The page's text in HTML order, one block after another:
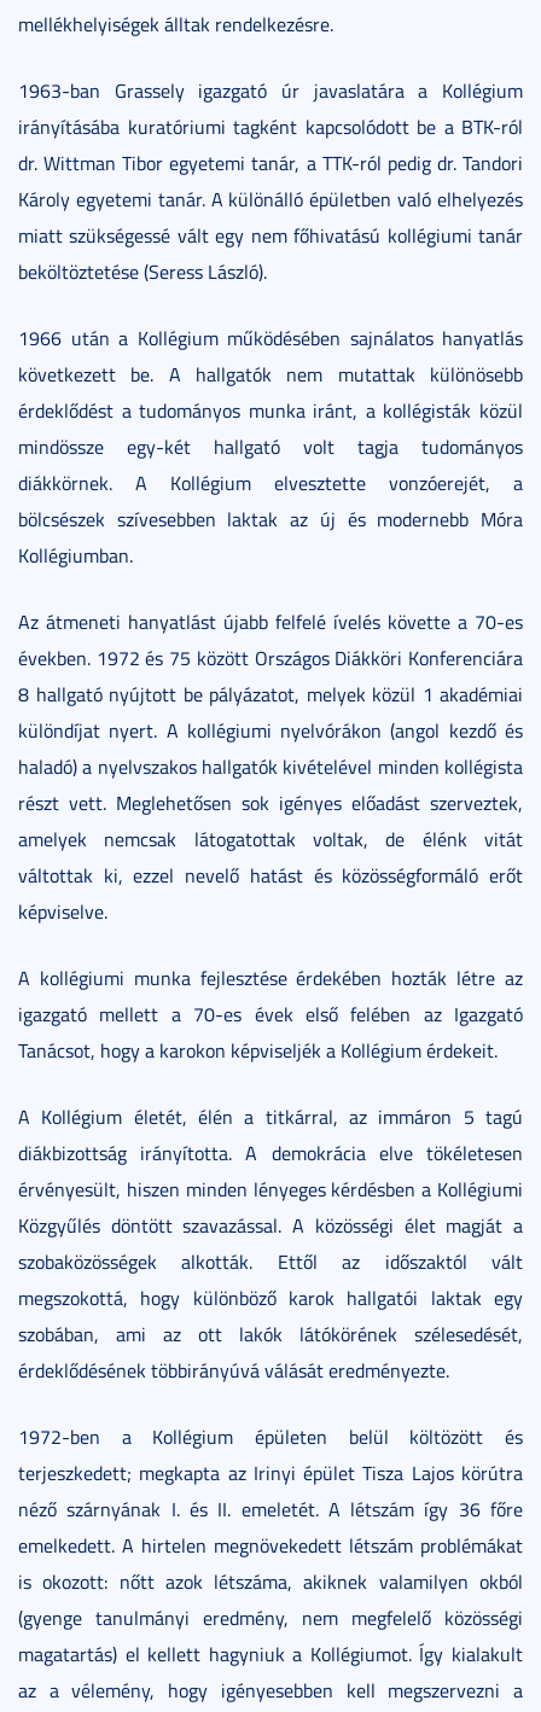
mellékhelyiségek álltak rendelkezésre.
1963-ban Grassely igazgató úr javaslatára a Kollégium
irányításába kuratóriumi tagként kapcsolódott be a BTK-ról
dr. Wittman Tibor egyetemi tanár, a TTK-ról pedig dr. Tandori
Károly egyetemi tanár. A különálló épületben való elhelyezés
miatt szükségessé vált egy nem főhivatású kollégiumi tanár
beköltöztetése (Seress László).
1966 után a Kollégium működésében sajnálatos hanyatlás
következett be. A hallgatók nem mutattak különösebb
érdeklődést a tudományos munka iránt, a kollégisták közül
mindössze egy-két hallgató volt tagja tudományos
diákkörnek. A Kollégium elvesztette vonzóerejét, a
bölcsészek szívesebben laktak az új és modernebb Móra
Kollégiumban.
Az átmeneti hanyatlást újabb felfelé ívelés követte a 70-es
években. 1972 és 75 között Országos Diákköri Konferenciára
8 hallgató nyújtott be pályázatot, melyek közül 1 akadémiai
különdíjat nyert. A kollégiumi nyelvórákon (angol kezdő és
haladó) a nyelvszakos hallgatók kivételével minden kollégista
részt vett. Meglehetősen sok igényes előadást szerveztek,
amelyek nemcsak látogatottak voltak, de élénk vitát
váltottak ki, ezzel nevelő hatást és közösségformáló erőt
képviselve.
A kollégiumi munka fejlesztése érdekében hozták létre az
igazgató mellett a 70-es évek első felében az Igazgató
Tanácsot, hogy a karokon képviseljék a Kollégium érdekeit.
A Kollégium életét, élén a titkárral, az immáron 5 tagú
diákbizottság irányította. A demokrácia elve tökéletesen
érvényesült, hiszen minden lényeges kérdésben a Kollégiumi
Közgyűlés döntött szavazással. A közösségi élet magját a
szobaközösségek alkották. Ettől az időszaktól vált
megszokottá, hogy különböző karok hallgatói laktak egy
szobában, ami az ott lakók látókörének szélesedését,
érdeklődésének többirányúvá válását eredményezte.
1972-ben a Kollégium épületen belül költözött és
terjeszkedett; megkapta az Irinyi épület Tisza Lajos körútra
néző szárnyának I. és II. emeletét. A létszám így 36 főre
emelkedett. A hirtelen megnövekedett létszám problémákat
is okozott: nőtt azok létszáma, akiknek valamilyen okból
(gyenge tanulmányi eredmény, nem megfelelő közösségi
magatartás) el kellett hagyniuk a Kollégiumot. Így kialakult
az a vélemény, hogy igényesebben kell megszervezni a